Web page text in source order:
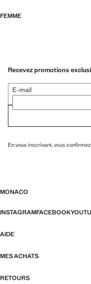
FEMME
Recevez promotions
E-mail
En vous inscrivant, vous
MONACO
INSTAGRAMFACEBOOK
AIDE
MES ACHATS
RETOURS